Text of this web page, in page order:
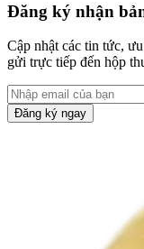
Đăng ký nhận
Cập nhật các tin tức,
gửi trực tiếp đến hộp
Đăng ký ngay